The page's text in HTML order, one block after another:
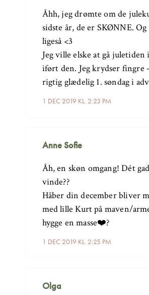
1 DEC 2019 KL. 2:23 PM
Åhh, jeg drømte om de
sidste år, de er SKØNNE.
ligeså <3
Jeg ville elske at gå juletiden
iført den. Jeg krydser fingre
rigtig glædelig 1. søndag i
Anne Sofie
1 DEC 2019 KL. 2:25 PM
Åh, en skøn omgang! Dét
vinde??
Håber din december bliver
med lille Kurt på maven/
hygge en masse❤️?
Olga